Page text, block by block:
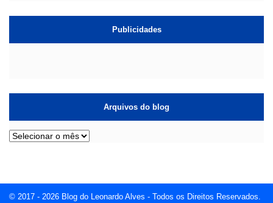
Publicidades
Arquivos do blog
Arquivos
© 2017 - 2026 Blog do Leonardo Alves - Todos os Direitos Reservados.